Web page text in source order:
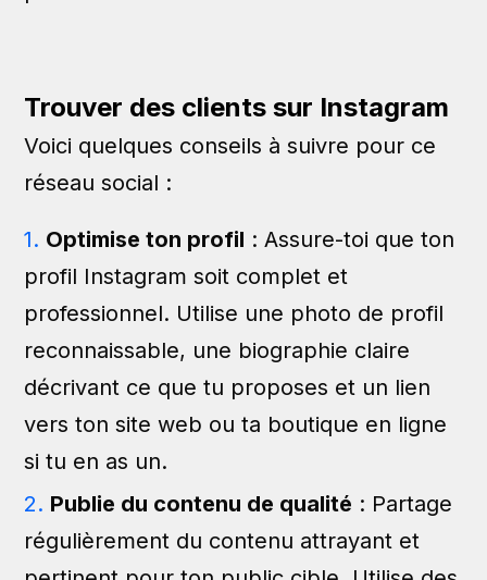
Trouver des clients sur Instagram
Voici quelques conseils à suivre pour ce
réseau social :
Optimise ton profil : Assure-toi que ton
profil Instagram soit complet et
professionnel. Utilise une photo de profil
reconnaissable, une biographie claire
décrivant ce que tu proposes et un lien
vers ton site web ou ta boutique en ligne
si tu en as un.
Publie du contenu de qualité : Partage
régulièrement du contenu attrayant et